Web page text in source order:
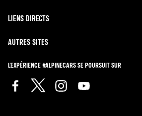
LIENS DIRECTS
AUTRES SITES
L'EXPÉRIENCE #ALPINECARS SE POURSUIT SUR